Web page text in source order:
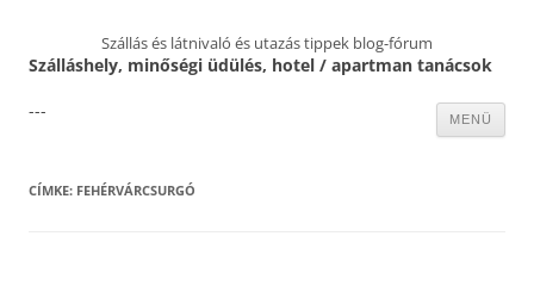
Szállás és látnivaló és utazás tippek blog-fórum
Szálláshely, minőségi üdülés, hotel / apartman tanácsok
MENÜ
---
CÍMKE: FEHÉRVÁRCSURGÓ